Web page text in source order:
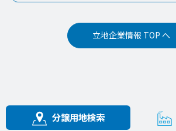
立地企業情報 TOP へ
分譲用地検索